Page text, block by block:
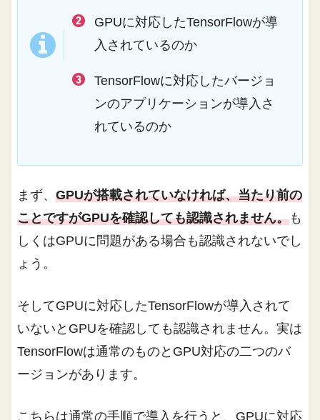
GPUに対応したTensorFlowが導
入されているのか
TensorFlowに対応したバージョ
ンのアプリケーションが導入さ
れているのか
まず、GPUが搭載されていなければ、当たり前の
ことですがGPUを確認しても認識されません。も
しくはGPUに問題がある場合も認識されないでし
ょう。
そしてGPUに対応したTensorFlowが導入されて
いないとGPUを確認しても認識されません。実は
TensorFlowは通常のものとGPU対応の二つのバ
ージョンがあります。
こちらは通常の手順で導入を行うと、GPUに対応